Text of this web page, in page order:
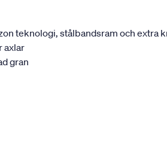
teknologi, stålbandsram och extra
axlar
gran